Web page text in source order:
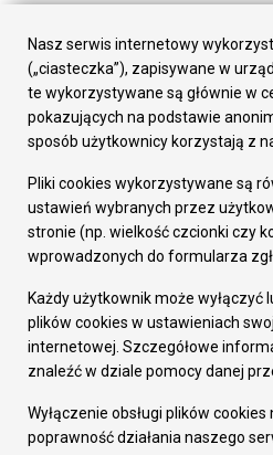
Załatw sprawę
Prezydent Miasta
Rada Miasta
Wydziały
Elektroniczna Skrzynka Podawcza
Gospodarka
Fundusze europejskie
Środki krajowe
Oferty inwestycyjne
Pozostałe
Deklaracja dostępności
Dane osobowe
Dodaj opinię o witrynie
Nasz serwis internetowy
(„ciasteczka”), zapisywane w
te wykorzystywane są głównie w
pokazujących na podstawie
sposób użytkownicy korzystają z
Pliki cookies wykorzystywane są
ustawień wybranych przez
stronie (np. wielkość czcionki czy
wprowadzonych do formularza
Każdy użytkownik może wyłączyć
plików cookies w ustawieniach
internetowej. Szczegółowe
znaleźć w dziale pomocy danej
Wyłączenie obsługi plików
poprawność działania naszego